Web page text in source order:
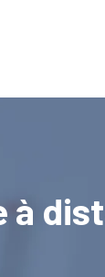
à